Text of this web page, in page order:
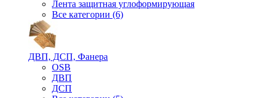
Лента защитная углоформирующая
Все категории (6)
ДВП, ДСП, Фанера
OSB
ДВП
ДСП